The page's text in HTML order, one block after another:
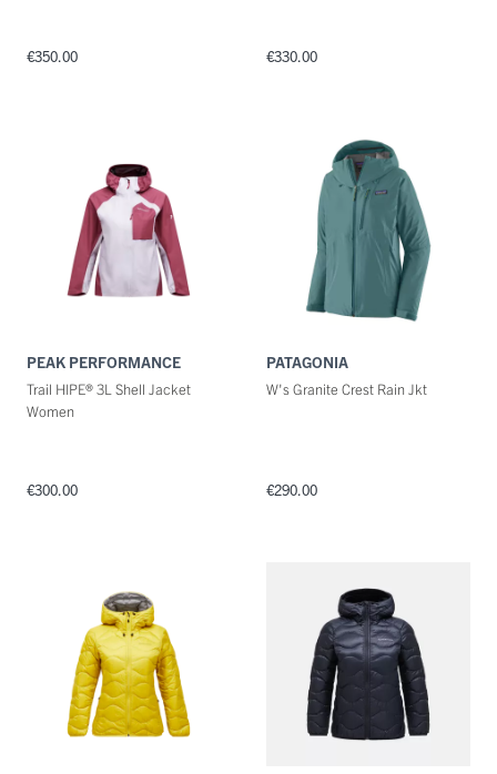
€350.00 €330.00
PEAK PERFORMANCE
Trail HIPE® 3L Shell Jacket
Women
€300.00
PATAGONIA
W's Granite Crest Rain Jkt
€290.00